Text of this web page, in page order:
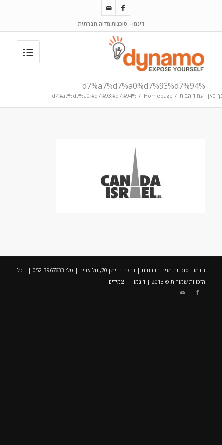
דינמו - סוכנות מדיה חברתית
%d7%a7%d7%a0%d7%93%d7%94
כאן: עמוד הבית /
Homepage
/
%d7%a7%d7%a0%d7%93%d7%94
דינמו - סוכנות מדיה חברתית | נחלת בנימין 70, תל אביב | טל: 052-3967633 || כל
הזכויות שמורות © 2013 |
דינמו+| צמידים